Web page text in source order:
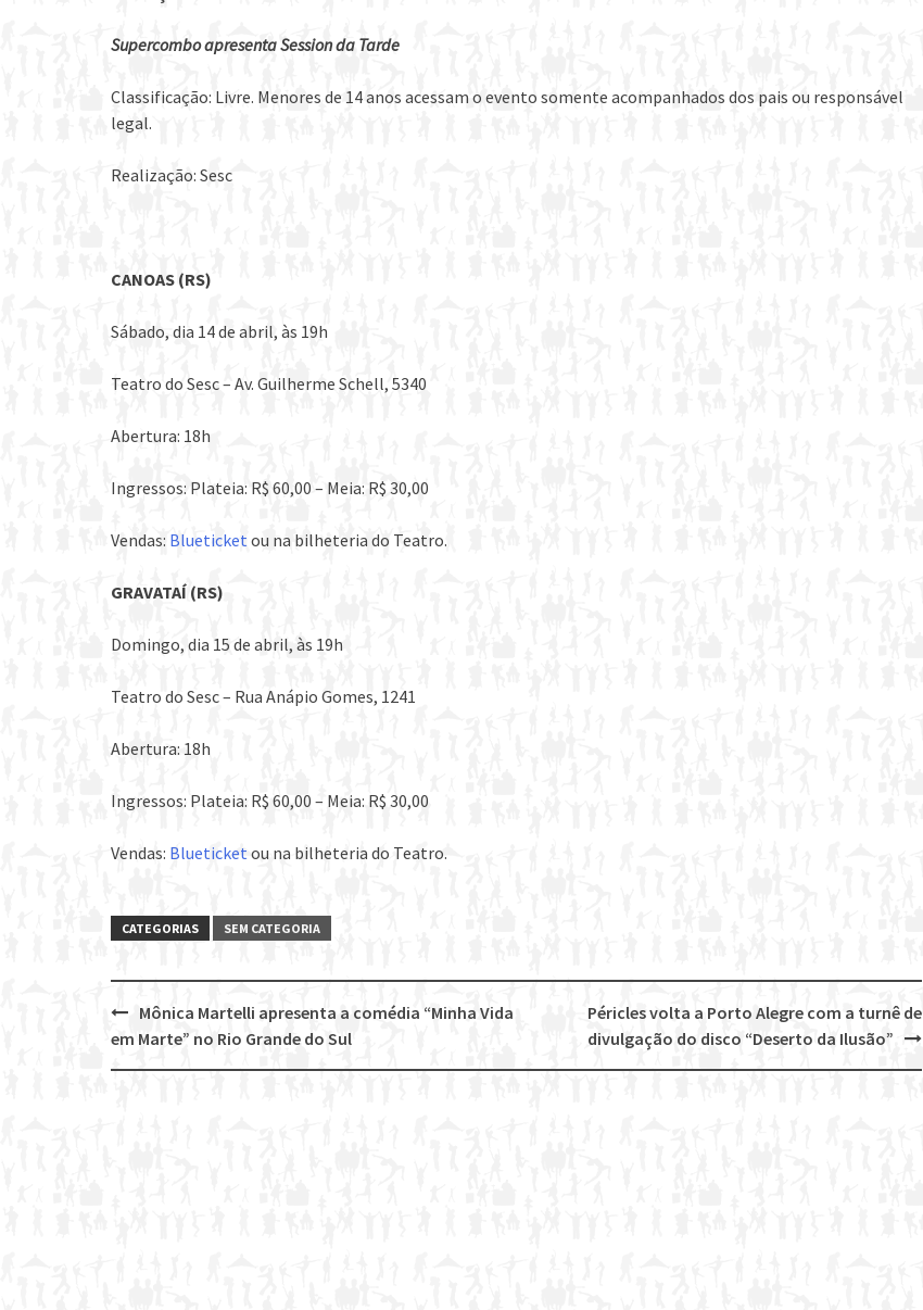
Supercombo apresenta Session da Tarde
Classificação: Livre. Menores de 14 anos acessam o evento somente acompanhados dos pais ou responsável
legal.
Realização: Sesc
CANOAS (RS)
Sábado, dia 14 de abril, às 19h
Teatro do Sesc – Av. Guilherme Schell, 5340
Abertura: 18h
Ingressos: Plateia: R$ 60,00 – Meia: R$ 30,00
Vendas: Blueticket ou na bilheteria do Teatro.
GRAVATAÍ (RS)
Domingo, dia 15 de abril, às 19h
Teatro do Sesc – Rua Anápio Gomes, 1241
Abertura: 18h
Ingressos: Plateia: R$ 60,00 – Meia: R$ 30,00
Vendas: Blueticket ou na bilheteria do Teatro.
CATEGORIAS SEM CATEGORIA
Post
navigation
Péricles volta a Porto Alegre com a turnê de
divulgação do disco “Deserto da Ilusão”
Mônica Martelli apresenta a comédia “Minha Vida
em Marte” no Rio Grande do Sul